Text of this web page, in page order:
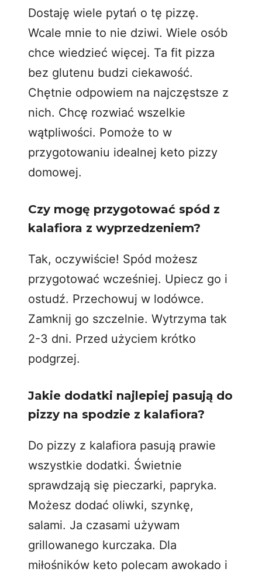
Dostaję wiele pytań o tę pizzę.
Wcale mnie to nie dziwi. Wiele osób
chce wiedzieć więcej. Ta fit pizza
bez glutenu budzi ciekawość.
Chętnie odpowiem na najczęstsze z
nich. Chcę rozwiać wszelkie
wątpliwości. Pomoże to w
przygotowaniu idealnej keto pizzy
domowej.
Czy mogę przygotować spód z
kalafiora z wyprzedzeniem?
Tak, oczywiście! Spód możesz
przygotować wcześniej. Upiecz go i
ostudź. Przechowuj w lodówce.
Zamknij go szczelnie. Wytrzyma tak
2-3 dni. Przed użyciem krótko
podgrzej.
Jakie dodatki najlepiej pasują do
pizzy na spodzie z kalafiora?
Do pizzy z kalafiora pasują prawie
wszystkie dodatki. Świetnie
sprawdzają się pieczarki, papryka.
Możesz dodać oliwki, szynkę,
salami. Ja czasami używam
grillowanego kurczaka. Dla
miłośników keto polecam awokado i